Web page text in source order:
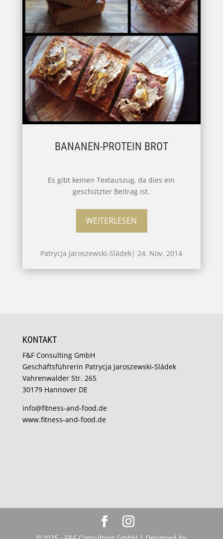
BANANEN-PROTEIN BROT
Es gibt keinen Textauszug, da dies ein
geschützter Beitrag ist.
WEITERLESEN
Patrycja Jaroszewski-Sládek|24. Nov. 2014
KONTAKT
F&F Consulting GmbH
Geschäftsführerin Patrycja Jaroszewski-Sládek
Vahrenwalder Str. 265
30179 Hannover DE
info@fitness-and-food.de
www.fitness-and-food.de